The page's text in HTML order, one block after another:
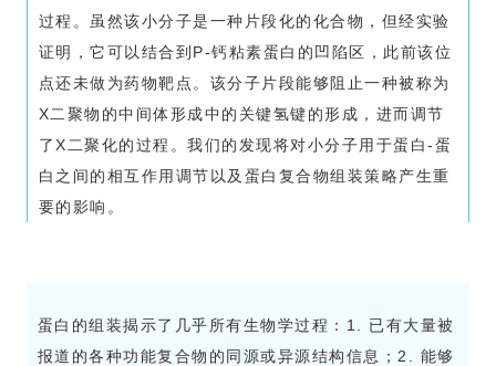
过程。虽然该小分子是一种片段化的化合物，但经实验
证明，它可以结合到P-钙粘素蛋白的凹陷区，此前该位
点还未做为药物靶点。该分子片段能够阻止一种被称为
X二聚物的中间体形成中的关键氢键的形成，进而调节
了X二聚化的过程。我们的发现将对小分子用于蛋白-蛋
白之间的相互作用调节以及蛋白复合物组装策略产生重
要的影响。
蛋白的组装揭示了几乎所有生物学过程：1. 已有大量被
报道的各种功能复合物的同源或异源结构信息；2. 能够